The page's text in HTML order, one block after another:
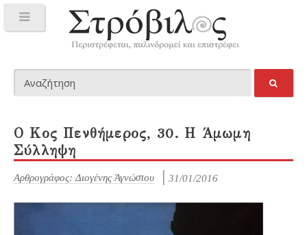
Ο Κος Πενθήμερος, 30. Η Άμωμη
Σύλληψη
Αρθρογράφος: Διογένης Άγνώστου 31/01/2016